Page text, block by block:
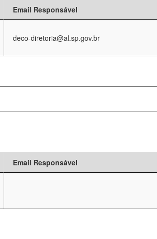
Email Responsável
deco-diretoria@al.sp.gov.br
Email Responsável